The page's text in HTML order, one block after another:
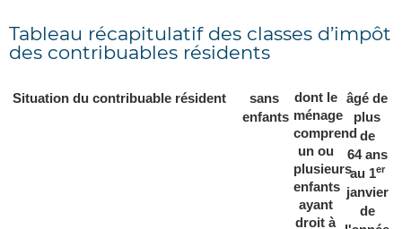
Tableau récapitulatif des classes d’impôt
des contribuables résidents
Situation du contribuable résident
sans
enfants
dont le
ménage
comprend
un ou
plusieurs
enfants
ayant
droit à
âgé de
plus
de
64 ans
au 1er
janvier
de